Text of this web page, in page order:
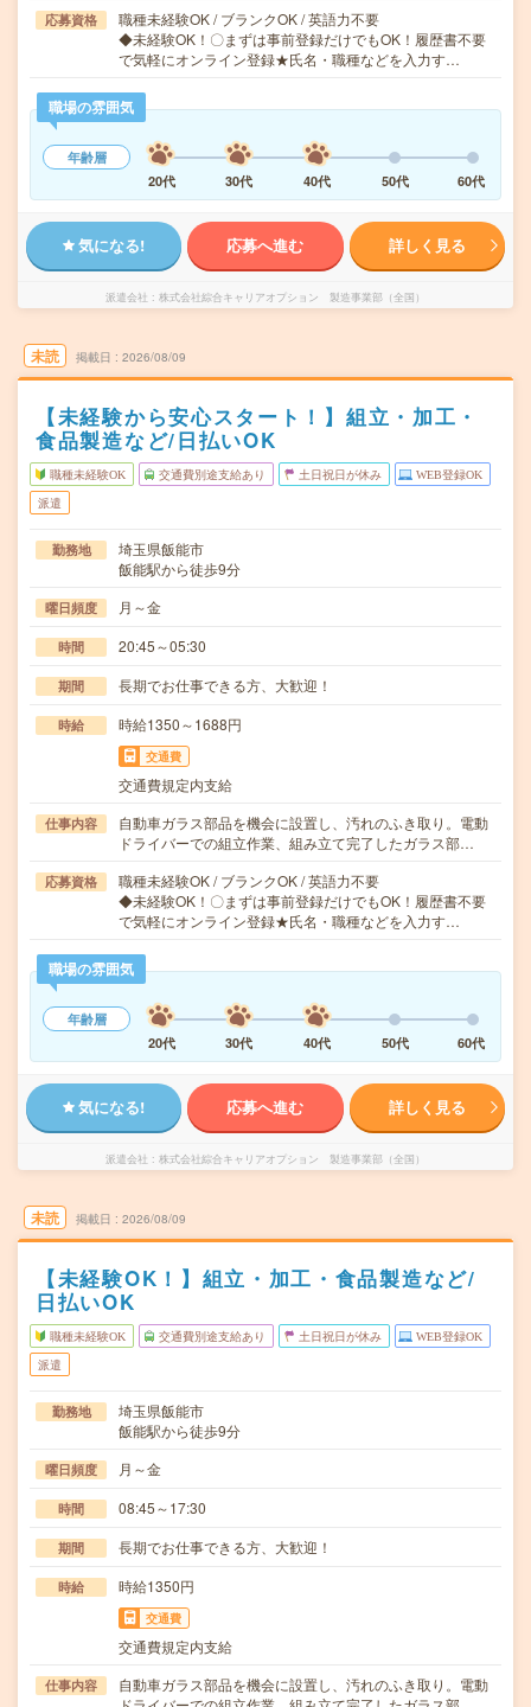
応募資格
職種未経験OK / ブランクOK / 英語力不要
◆未経験OK！〇まずは事前登録だけでもOK！履歴書不要
で気軽にオンライン登録★氏名・職種などを入力す…
職場の雰囲気
年齢層
20代
30代 40代 50代 60代
気になる! 応募へ進む 詳しく見る
派遣会社 株式会社綜合キャリアオプション 製造事業部（全国）
未読 掲載日 2026/08/09
【未経験から安心スタート！】組立・加工・
食品製造など/日払いOK
職種未経験OK 交通費別途支給あり 土日祝日が休み WEB登録OK
派遣
勤務地
埼玉県飯能市
飯能駅から徒歩9分
曜日頻度 月～金
時間 20:45～05:30
期間 長期でお仕事できる方、大歓迎！
時給 時給1350～1688円
交通費
交通費規定内支給
仕事内容
自動車ガラス部品を機会に設置し、汚れのふき取り。電動
ドライバーでの組立作業、組み立て完了したガラス部…
応募資格
職種未経験OK / ブランクOK / 英語力不要
◆未経験OK！〇まずは事前登録だけでもOK！履歴書不要
で気軽にオンライン登録★氏名・職種などを入力す…
職場の雰囲気
年齢層
20代
30代 40代 50代 60代
気になる! 応募へ進む 詳しく見る
派遣会社 株式会社綜合キャリアオプション 製造事業部（全国）
未読 掲載日 2026/08/09
【未経験OK！】組立・加工・食品製造など/
日払いOK
職種未経験OK 交通費別途支給あり 土日祝日が休み WEB登録OK
派遣
勤務地
埼玉県飯能市
飯能駅から徒歩9分
曜日頻度 月～金
時間 08:45～17:30
期間 長期でお仕事できる方、大歓迎！
時給 時給1350円
交通費
交通費規定内支給
仕事内容
自動車ガラス部品を機会に設置し、汚れのふき取り。電動